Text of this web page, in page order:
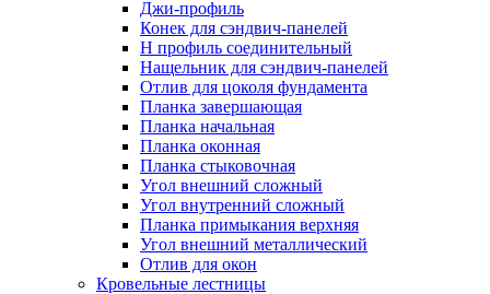
Джи-профиль
Конек для сэндвич-панелей
Н профиль соединительный
Нащельник для сэндвич-панелей
Отлив для цоколя фундамента
Планка завершающая
Планка начальная
Планка оконная
Планка стыковочная
Угол внешний сложный
Угол внутренний сложный
Планка примыкания верхняя
Угол внешний металлический
Отлив для окон
Кровельные лестницы